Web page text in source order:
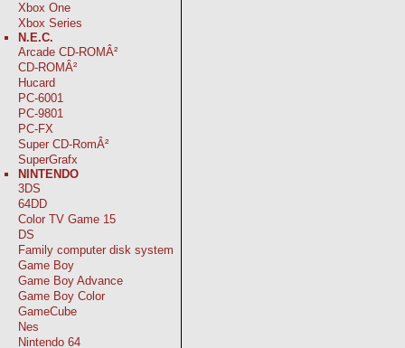
Xbox One
Xbox Series
N.E.C.
Arcade CD-ROMÂ²
CD-ROMÂ²
Hucard
PC-6001
PC-9801
PC-FX
Super CD-RomÂ²
SuperGrafx
NINTENDO
3DS
64DD
Color TV Game 15
DS
Family computer disk system
Game Boy
Game Boy Advance
Game Boy Color
GameCube
Nes
Nintendo 64